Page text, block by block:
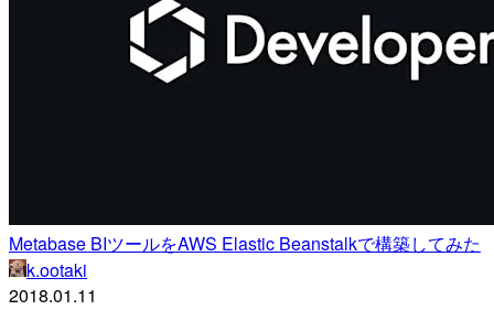
Metabase BIツールをAWS Elastic Beanstalkで構築してみた
k.ootaki
2018.01.11